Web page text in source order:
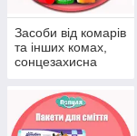
Засоби від комарів
та інших комах,
сонцезахисна